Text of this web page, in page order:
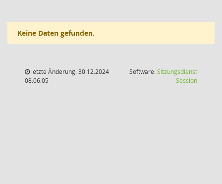
Keine Daten gefunden.
letzte Änderung: 30.12.2024
08:06:05
Software:Sitzungsdienst
Session(Wird in